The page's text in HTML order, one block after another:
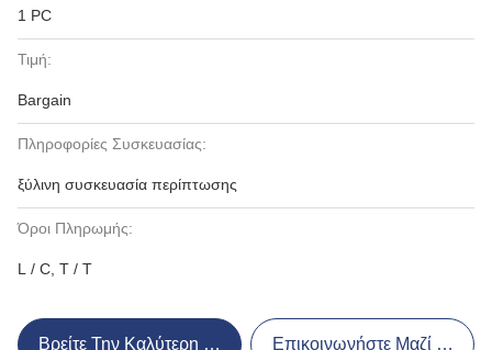
1 PC
Τιμή:
Bargain
Πληροφορίες Συσκευασίας:
ξύλινη συσκευασία περίπτωσης
Όροι Πληρωμής:
L / C, T / T
Βρείτε Την Καλύτερη Τιμή Επικοινωνήστε Μαζί Μας